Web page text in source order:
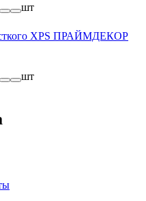
шт
XPS ПРАЙМДЕКОР
шт